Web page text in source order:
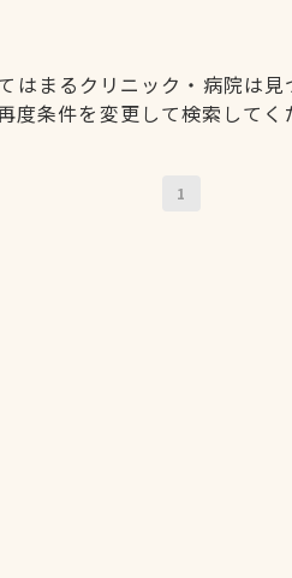
はまるクリニック・病院は見
度条件を変更して検索してく
1